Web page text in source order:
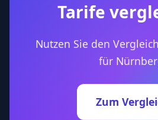
Tarife
Nutzen Sie den
für
Zum